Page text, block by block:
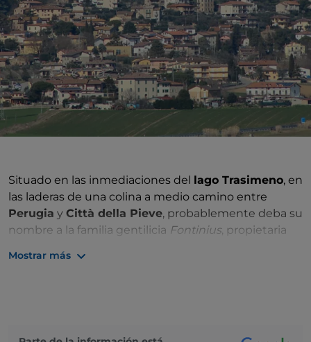
Situado en las inmediaciones del lago Trasimeno, en
las laderas de una colina a medio camino entre
Perugia y Città della Pieve, probablemente deba su
nombre a la familia gentilicia Fontinius, propietaria
Mostrar más